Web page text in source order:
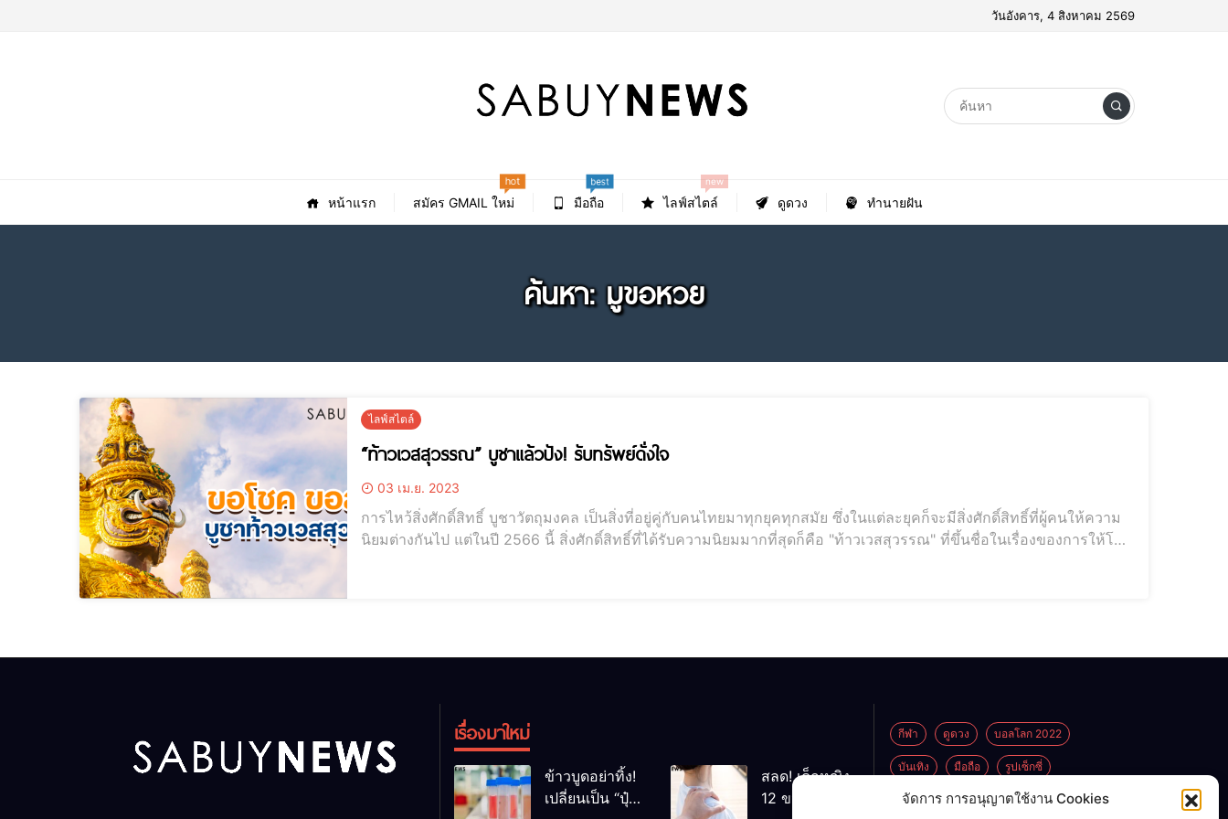
จัดการ การอนุญาตใช้งาน Cookies
วันอังคาร, 4 สิงหาคม 2569
หน้าแรก สมัคร GMAIL ใหม่
hot
มือถือ
best
ไลฟ์สไตล์
new
ดูดวง ทำนายฝัน
ค้นหา: มูขอหวย
ไลฟ์สไตล์
“ท้าวเวสสุวรรณ” บูชาแล้วปัง! รับทรัพย์ดั่งใจ
03 เม.ย. 2023
การไหว้สิ่งศักดิ์สิทธิ์ บูชาวัตถุมงคล เป็นสิ่งที่อยู่คู่กับคนไทยมาทุกยุคทุกสมัย ซึ่งในแต่ละยุคก็จะมีสิ่งศักดิ์สิทธิ์ที่ผู้คนให้ความ
นิยมต่างกันไป แต่ในปี 2566 นี้ สิ่งศักดิ์สิทธิ์ที่ได้รับความนิยมมากที่สุดก็คือ "ท้าวเวสสุวรรณ" ที่ขึ้นชื่อในเรื่องของการให้โชค
เรื่องมาใหม่
ข้าวบูดอย่าทิ้ง!
เปลี่ยนเป็น “ปุ๋ย
สลด! เด็กหญิง
12 ขวบ ถูกพ่อ
กีฬา ดูดวง บอลโลก 2022
บันเทิง มือถือ รูปเซ็กซี่
ไลฟ์สไตล์